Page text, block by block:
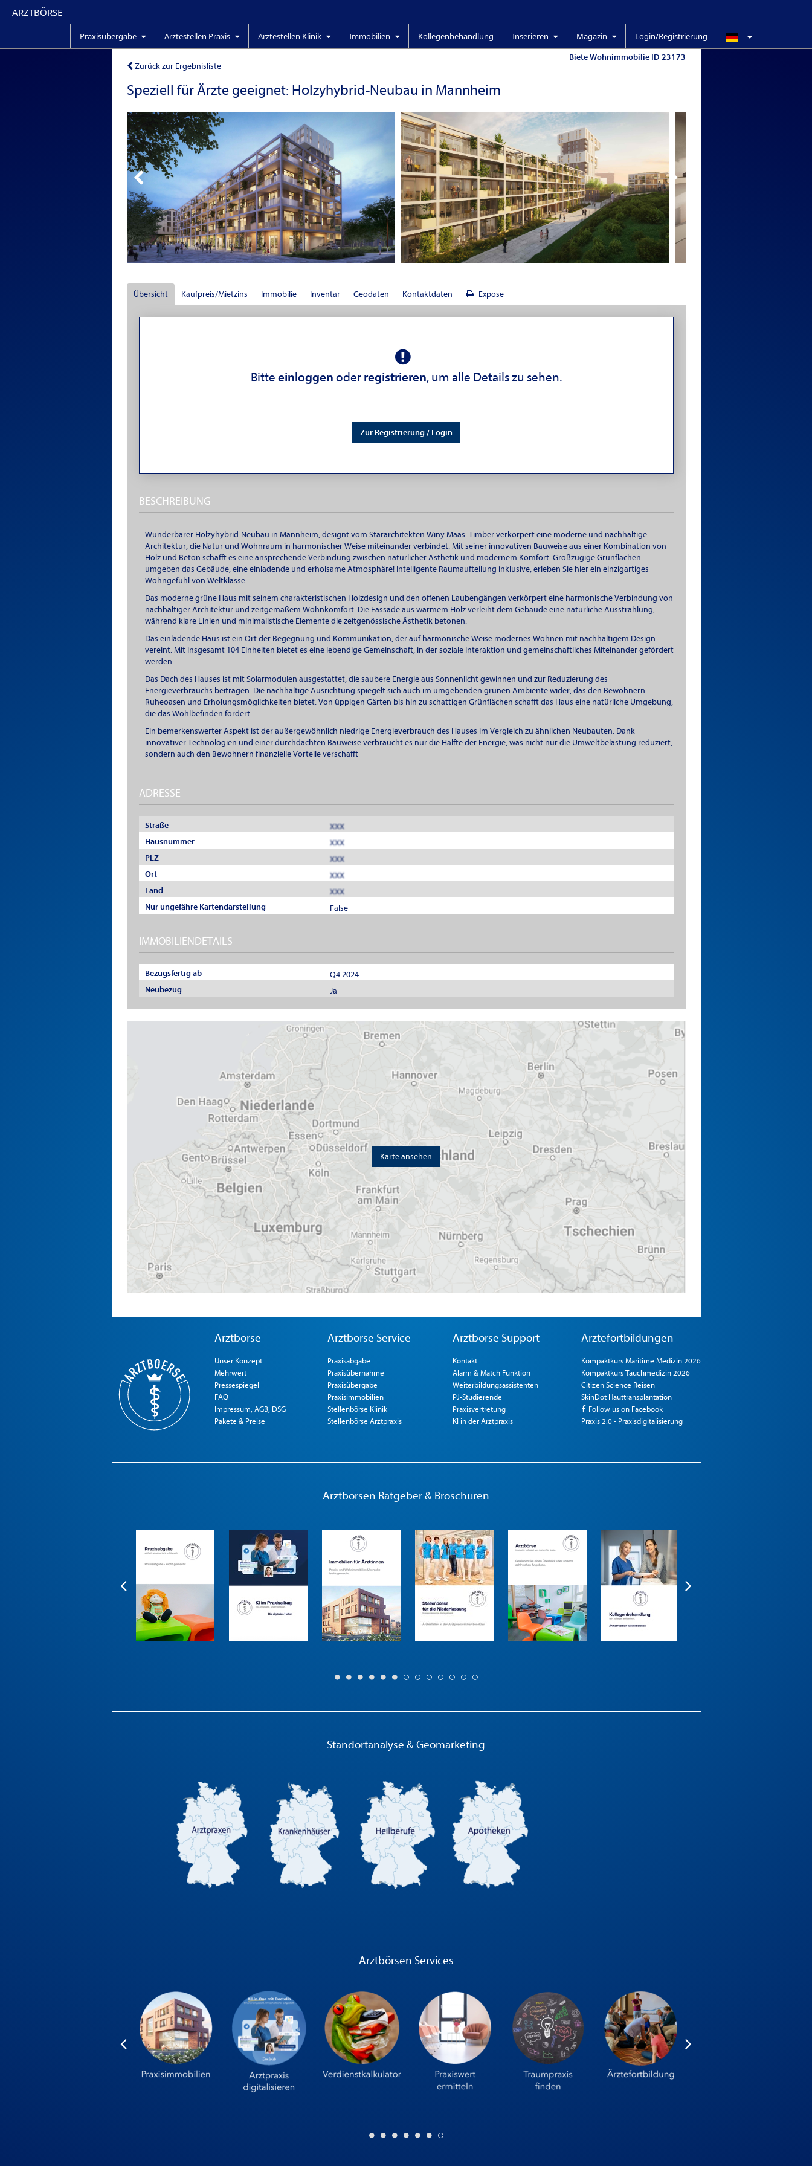
ARZTBÖRSE
Praxisübergabe Ärztestellen Praxis Ärztestellen Klinik Immobilien Kollegenbehandlung Inserieren Magazin Login/Registrierung
Zurück zur Ergebnisliste
Biete Wohnimmobilie ID 23173
Speziell für Ärzte geeignet: Holzyhybrid-Neubau in Mannheim
Übersicht Kaufpreis/Mietzins Immobilie Inventar Geodaten Kontaktdaten Expose
Bitte einloggen oder registrieren, um alle Details zu sehen.
Zur Registrierung / Login
BESCHREIBUNG
Wunderbarer Holzyhybrid-Neubau in Mannheim, designt vom Stararchitekten Winy Maas. Timber verkörpert eine moderne und nachhaltige
Architektur, die Natur und Wohnraum in harmonischer Weise miteinander verbindet. Mit seiner innovativen Bauweise aus einer Kombination von
Holz und Beton schafft es eine ansprechende Verbindung zwischen natürlicher Ästhetik und modernem Komfort. Großzügige Grünflächen
umgeben das Gebäude, eine einladende und erholsame Atmosphäre! Intelligente Raumaufteilung inklusive, erleben Sie hier ein einzigartiges
Wohngefühl von Weltklasse.
Das moderne grüne Haus mit seinem charakteristischen Holzdesign und den offenen Laubengängen verkörpert eine harmonische Verbindung von
nachhaltiger Architektur und zeitgemäßem Wohnkomfort. Die Fassade aus warmem Holz verleiht dem Gebäude eine natürliche Ausstrahlung,
während klare Linien und minimalistische Elemente die zeitgenössische Ästhetik betonen.
Das einladende Haus ist ein Ort der Begegnung und Kommunikation, der auf harmonische Weise modernes Wohnen mit nachhaltigem Design
vereint. Mit insgesamt 104 Einheiten bietet es eine lebendige Gemeinschaft, in der soziale Interaktion und gemeinschaftliches Miteinander gefördert
werden.
Das Dach des Hauses ist mit Solarmodulen ausgestattet, die saubere Energie aus Sonnenlicht gewinnen und zur Reduzierung des
Energieverbrauchs beitragen. Die nachhaltige Ausrichtung spiegelt sich auch im umgebenden grünen Ambiente wider, das den Bewohnern
Ruheoasen und Erholungsmöglichkeiten bietet. Von üppigen Gärten bis hin zu schattigen Grünflächen schafft das Haus eine natürliche Umgebung,
die das Wohlbefinden fördert.
Ein bemerkenswerter Aspekt ist der außergewöhnlich niedrige Energieverbrauch des Hauses im Vergleich zu ähnlichen Neubauten. Dank
innovativer Technologien und einer durchdachten Bauweise verbraucht es nur die Hälfte der Energie, was nicht nur die Umweltbelastung reduziert,
sondern auch den Bewohnern finanzielle Vorteile verschafft
ADRESSE
Straße
XXX
Hausnummer
XXX
PLZ
XXX
Ort
XXX
Land
XXX
Nur ungefähre Kartendarstellung
False
IMMOBILIENDETAILS
Bezugsfertig ab
Q4 2024
Neubezug
Ja
Karte ansehen
Arztbörse
Unser Konzept
Mehrwert
Pressespiegel
FAQ
Impressum, AGB, DSG
Pakete & Preise
Arztbörse Service
Praxisabgabe
Praxisübernahme
Praxisübergabe
Praxisimmobilien
Stellenbörse Klinik
Stellenbörse Arztpraxis
Arztbörse Support
Kontakt
Alarm & Match Funktion
Weiterbildungsassistenten
PJ-Studierende
Praxisvertretung
KI in der Arztpraxis
Ärztefortbildungen
Kompaktkurs Maritime Medizin 2026
Kompaktkurs Tauchmedizin 2026
Citizen Science Reisen
SkinDot Hauttransplantation
Follow us on Facebook
Praxis 2.0 - Praxisdigitalisierung
Arztbörsen Ratgeber & Broschüren
Standortanalyse & Geomarketing
Arztbörsen Services